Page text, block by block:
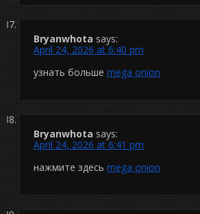
Bryanwhota says:
April 24, 2026 at 6:40 pm
узнать больше mega onion
Bryanwhota says:
April 24, 2026 at 6:41 pm
нажмите здесь mega onion